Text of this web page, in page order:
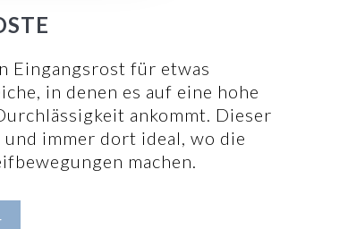
Eingangsrost für etwas
in denen es auf eine hohe
ankommt. Dieser
immer dort ideal, wo die
machen.